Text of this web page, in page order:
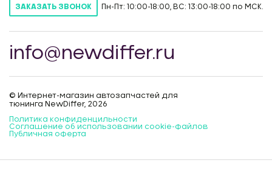
ЗАКАЗАТЬ ЗВОНОК Пн-Пт: 10:00-18:00, ВС: 13:00-18:00 по МСК.
info@newdiffer.ru
© Интернет-магазин автозапчастей для
тюнинга NewDiffer, 2026
Политика конфиденцильности
Соглашение об использовании cookie-файлов
Публичная оферта